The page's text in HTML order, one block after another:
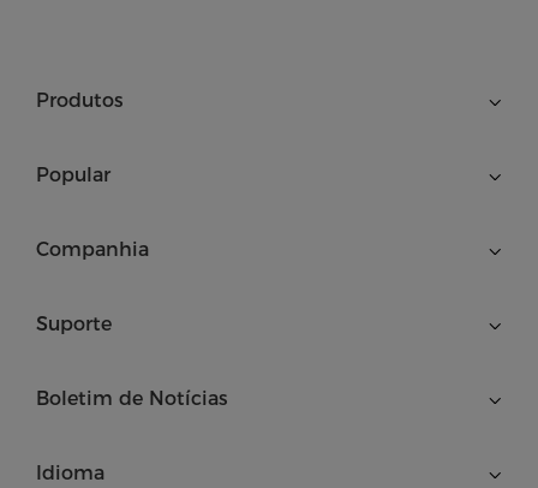
Produtos
Popular
Companhia
Suporte
Boletim de Notícias
Idioma